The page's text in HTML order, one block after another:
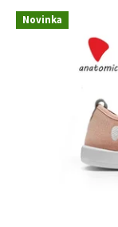
V Novinka